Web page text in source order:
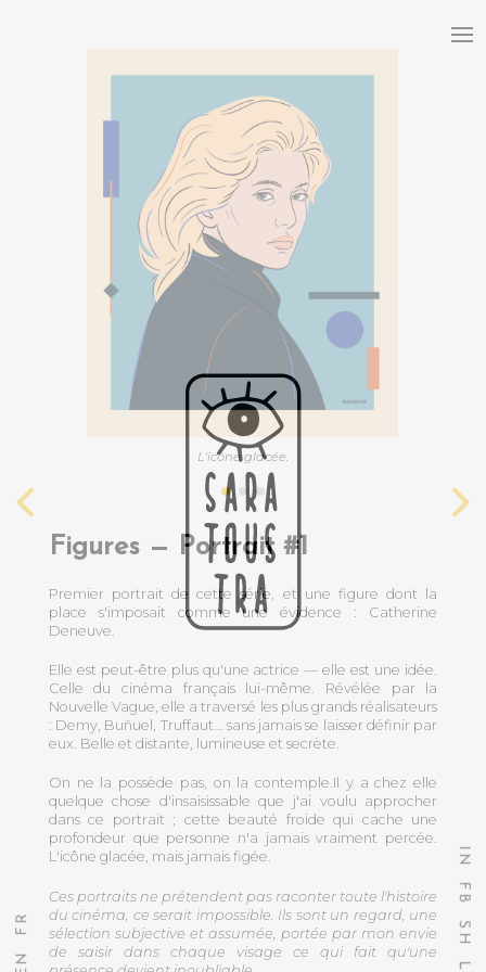
N
F
R
I
N
F
B
S
H
L
L'icône glacée.
Figures — Portrait #1
Premier portrait de cette série, et une figure dont la
place s'imposait comme une évidence : Catherine
Deneuve.
Elle est peut-être plus qu'une actrice — elle est une idée.
Celle du cinéma français lui-même. Révélée par la
Nouvelle Vague, elle a traversé les plus grands réalisateurs
: Demy, Buñuel, Truffaut... sans jamais se laisser définir par
eux. Belle et distante, lumineuse et secrète.
On ne la possède pas, on la contemple.Il y a chez elle
quelque chose d'insaisissable que j'ai voulu approcher
dans ce portrait ; cette beauté froide qui cache une
profondeur que personne n'a jamais vraiment percée.
L'icône glacée, mais jamais figée.
Ces portraits ne prétendent pas raconter toute l'histoire
du cinéma, ce serait impossible. Ils sont un regard, une
sélection subjective et assumée, portée par mon envie
de saisir dans chaque visage ce qui fait qu'une